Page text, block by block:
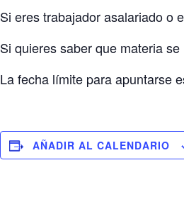
Si eres trabajador asalariado o
Si quieres saber que materia
La fecha límite para apuntarse
AÑADIR AL CALENDARIO